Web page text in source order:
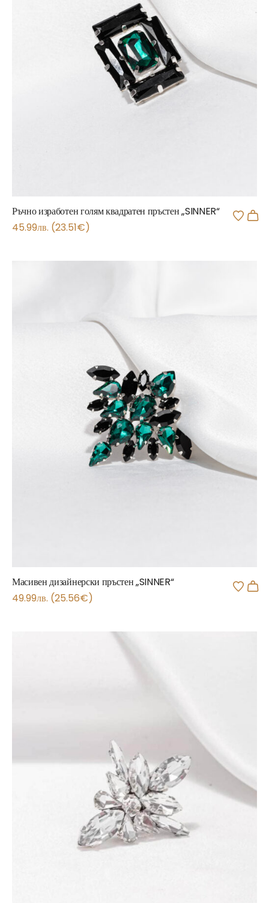
Ръчно изработен голям квадратен пръстен „SINNER“
45.99лв. (23.51€)
Масивен дизайнерски пръстен „SINNER“
49.99лв. (25.56€)